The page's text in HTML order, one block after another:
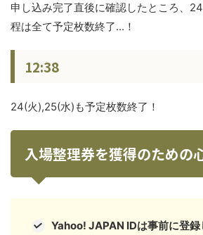
申し込み完了直後に確認したところ、
程は全て予定枚数終了...！
12:38
24(火),25(水)も予定枚数終了！
入場整理券を獲得のための
Yahoo! JAPAN IDは事前に登